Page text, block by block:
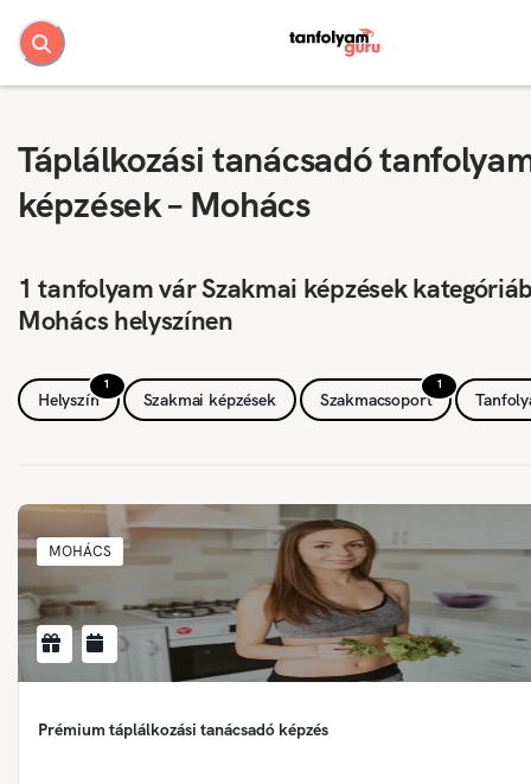
Táplálkozási tanácsadó
képzések – Mohács
1 tanfolyam vár Szakmai képzések
Mohács helyszínen
1
Helyszín Szakmai képzések
1
Szakmacsoport
MOHÁCS
Prémium táplálkozási tanácsadó képzés